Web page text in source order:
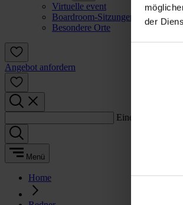
der
Virtuelle event
Boardroom-Sitzungen
Besondere Orte
Angebot anfordern
Einen Suchbegriff
Menü
Home